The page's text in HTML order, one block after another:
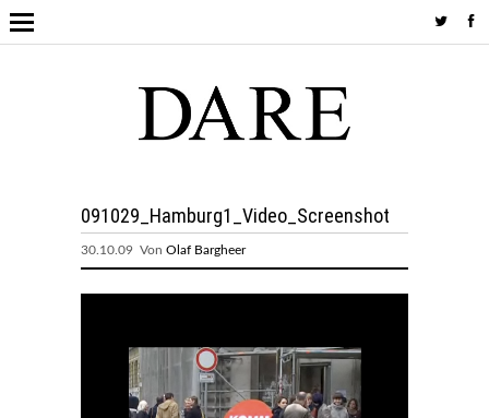
091029_Hamburg1_Video_Screenshot
30.10.09 Von Olaf Bargheer